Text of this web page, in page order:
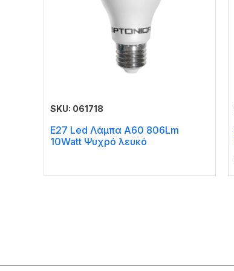
SKU: 061718
E27 Led Λάμπα A60 806Lm
10Watt Ψυχρό λευκό